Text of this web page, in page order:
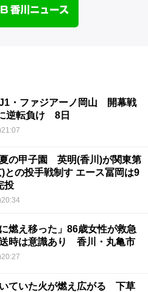
J1・ファジアーノ岡山 開幕戦
逆転負け 8日
夏の甲子園 英明(香川)が関東第
との投手戦制す エース冨岡は9
投
に燃え移った」86歳女性が救急
時は意識あり 香川・丸亀市
ていた火が燃え広がる 下草